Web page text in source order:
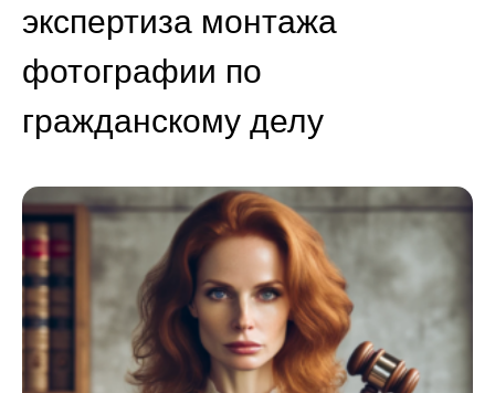
экспертиза монтажа
фотографии по
гражданскому делу